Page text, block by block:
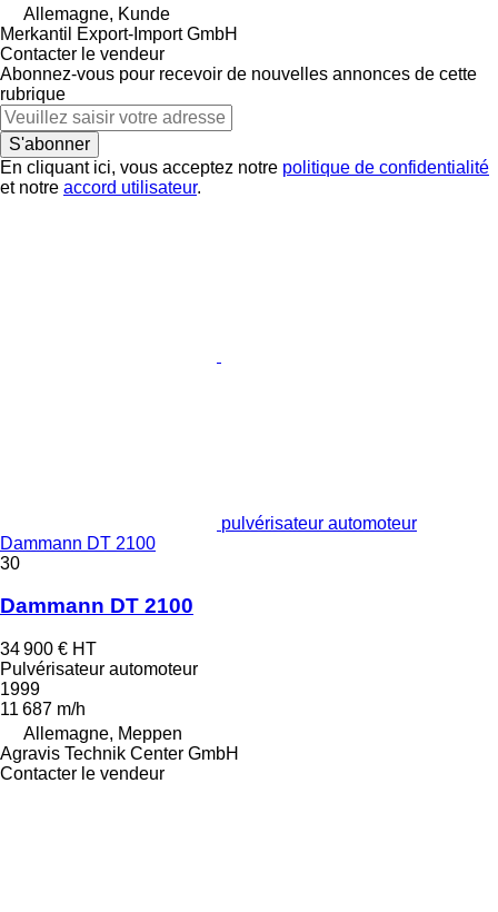
Allemagne, Kunde
Merkantil Export-Import GmbH
Contacter le vendeur
Abonnez-vous pour recevoir de nouvelles annonces de cette
rubrique
S'abonner
En cliquant ici, vous acceptez notre politique de confidentialité
et notre accord utilisateur.
pulvérisateur automoteur
Dammann DT 2100
30
Dammann DT 2100
34 900 € HT
Pulvérisateur automoteur
1999
11 687 m/h
Allemagne, Meppen
Agravis Technik Center GmbH
Contacter le vendeur